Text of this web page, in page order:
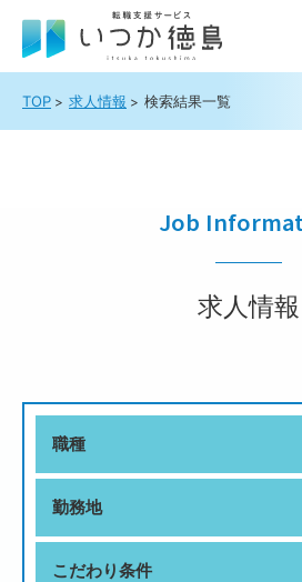
TOP 求人情報 検索結果一覧
Job
求人情報
職種
勤務地
こだわり条件